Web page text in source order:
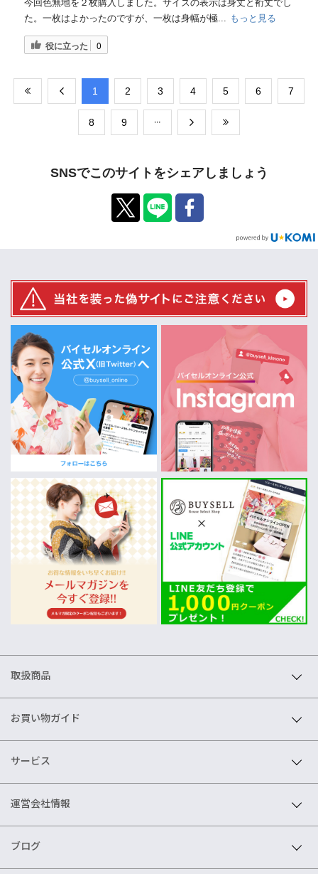
今回色無地を２枚購入しました。サイズの表示は身丈と裄丈でし
た。一枚はよかったのですが、一枚は身幅が極... もっと見る
役に立った 0
​1 ​2 ​3 ​4 ​5 ​6 ​7
​8 ​9
SNSでこのサイトをシェアしましょう
取扱商品
お買い物ガイド
サービス
運営会社情報
ブログ